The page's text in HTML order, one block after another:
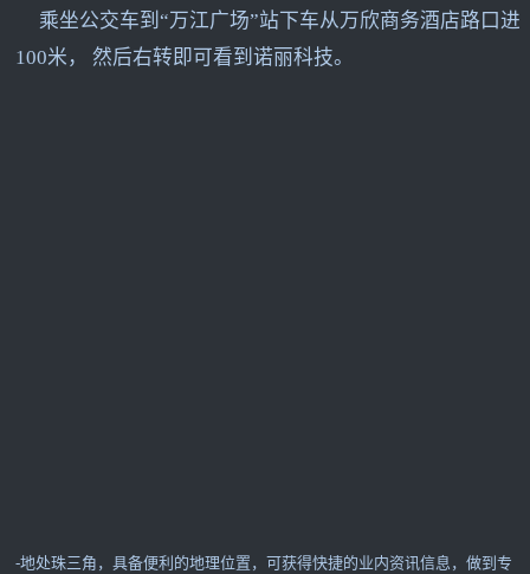
乘坐公交车到“万江广场”站下车从万欣商务酒店路口进
100米， 然后右转即可看到诺丽科技。
-地处珠三角，具备便利的地理位置，可获得快捷的业内资讯信息，做到专